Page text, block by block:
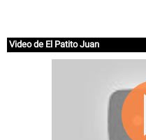
Video de El Patito Juan